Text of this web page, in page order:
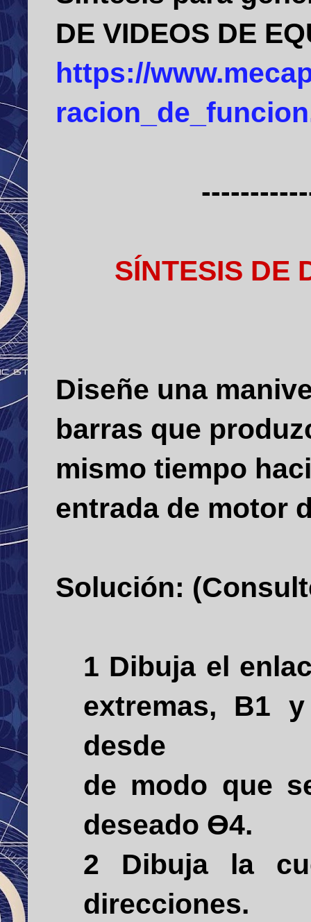
DE VIDEOS DE
https://
SÍNTESIS DE
Diseñe una
barras que
mismo tiempo
entrada de motor
Solución:
1 Dibuja el
extremas, B1
desde
de modo que
deseado ϴ4.
2 Dibuja la
direcciones.